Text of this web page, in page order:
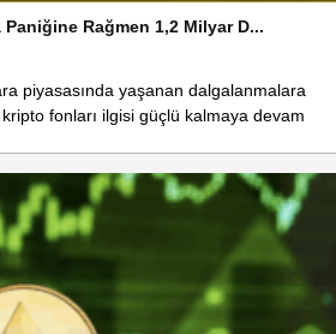
Rağmen 1,2 Milyar D...
piyasasında yaşanan dalgalanmalara
kripto fonları ilgisi güçlü kalmaya devam